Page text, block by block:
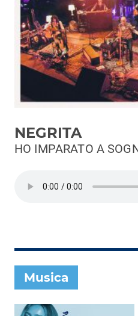
Playlist
Novità
Subasio Playlist
Web Radio
Radio Subasio +
Radio Suby
Foto
Speciali
NEGRITA
HO IMPARATO A
Musica